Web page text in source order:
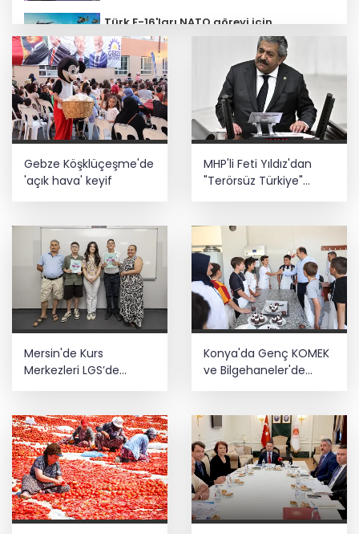
Türk F-16'ları NATO görevi için
Estonya'da... MSB yerli savunma
sistemleriyle güçleniyor
Teröristler teslim olmaya devam
ediyor... Hudutlarda 490 kişi yakalandı
YÖK'ten uluslararası mezunlara ikamet
kolaylığı... Süre 2 yıla kadar
uzatılabilecek
uzaklaşıp hareketle buluşuyor
Gebze Köşklüçeşme'de
'açık hava' keyif
MHP'li Feti Yıldız'dan
"Terörsüz Türkiye"
sonuç üretecek
Mersin'de Kurs
Merkezleri LGS’de
büyük başarıya imza
Konya'da Genç KOMEK
ve Bilgehaneler'de
eğlenceli yaz